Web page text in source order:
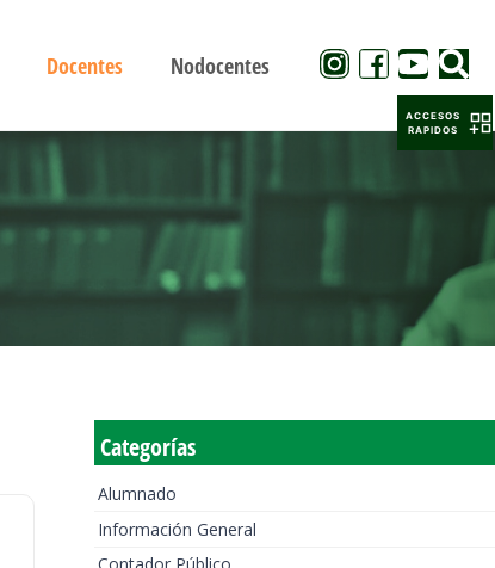
Docentes Nodocentes
Categorías
Alumnado
Información General
ACCESOS
RAPIDOS